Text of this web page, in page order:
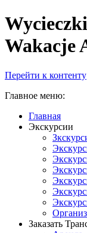
Wakacje
Перейти к контенту
Главное меню:
Главная
Экскурсии
Заказать